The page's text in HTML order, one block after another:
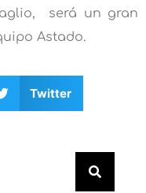
será un gran
Astado.
Twitter